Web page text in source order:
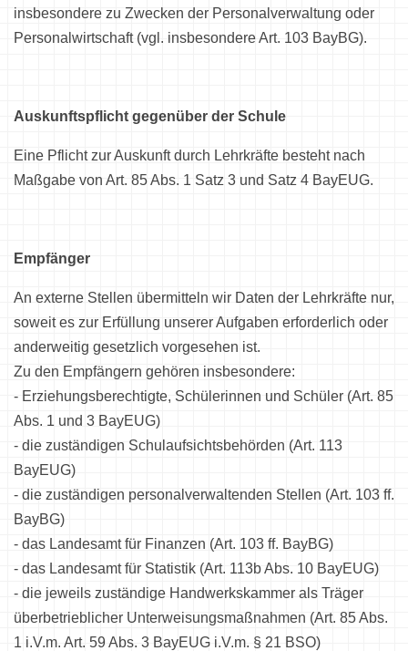
insbesondere zu Zwecken der Personalverwaltung oder
Personalwirtschaft (vgl. insbesondere Art. 103 BayBG).
Auskunftspflicht gegenüber der Schule
Eine Pflicht zur Auskunft durch Lehrkräfte besteht nach
Maßgabe von Art. 85 Abs. 1 Satz 3 und Satz 4 BayEUG.
Empfänger
An externe Stellen übermitteln wir Daten der Lehrkräfte nur,
soweit es zur Erfüllung unserer Aufgaben erforderlich oder
anderweitig gesetzlich vorgesehen ist.
Zu den Empfängern gehören insbesondere:
- Erziehungsberechtigte, Schülerinnen und Schüler (Art. 85
Abs. 1 und 3 BayEUG)
- die zuständigen Schulaufsichtsbehörden (Art. 113
BayEUG)
- die zuständigen personalverwaltenden Stellen (Art. 103 ff.
BayBG)
- das Landesamt für Finanzen (Art. 103 ff. BayBG)
- das Landesamt für Statistik (Art. 113b Abs. 10 BayEUG)
- die jeweils zuständige Handwerkskammer als Träger
überbetrieblicher Unterweisungsmaßnahmen (Art. 85 Abs.
1 i.V.m. Art. 59 Abs. 3 BayEUG i.V.m. § 21 BSO)